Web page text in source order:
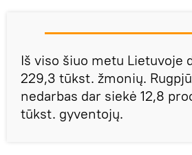
Iš viso šiuo metu Lietuvoje
229,3 tūkst. žmonių.
nedarbas dar siekė 12,8
tūkst. gyventojų.